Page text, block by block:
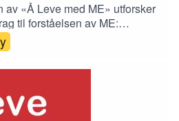
av «Å Leve med ME» utforsker
til forståelsen av ME:
«Tjenesten og MEg» og en
før og etter ME-
fra Fafo deler innsikter
møte med offentlige tjenester
er en viktig samtale om